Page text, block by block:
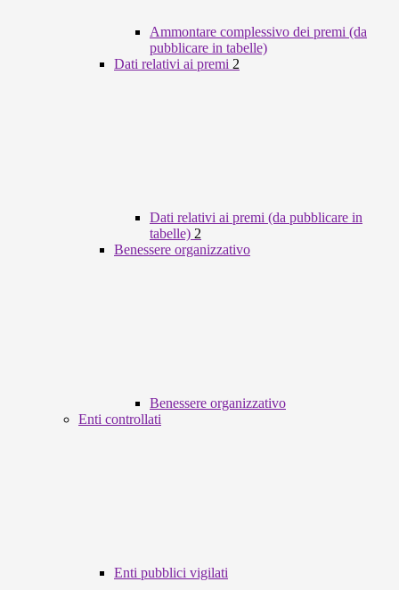
Ammontare complessivo dei premi (da
pubblicare in tabelle)
Dati relativi ai premi 2
Dati relativi ai premi (da pubblicare in
tabelle) 2
Benessere organizzativo
Benessere organizzativo
Enti controllati
Enti pubblici vigilati